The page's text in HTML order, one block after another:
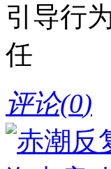
引导行
任
评论(0)